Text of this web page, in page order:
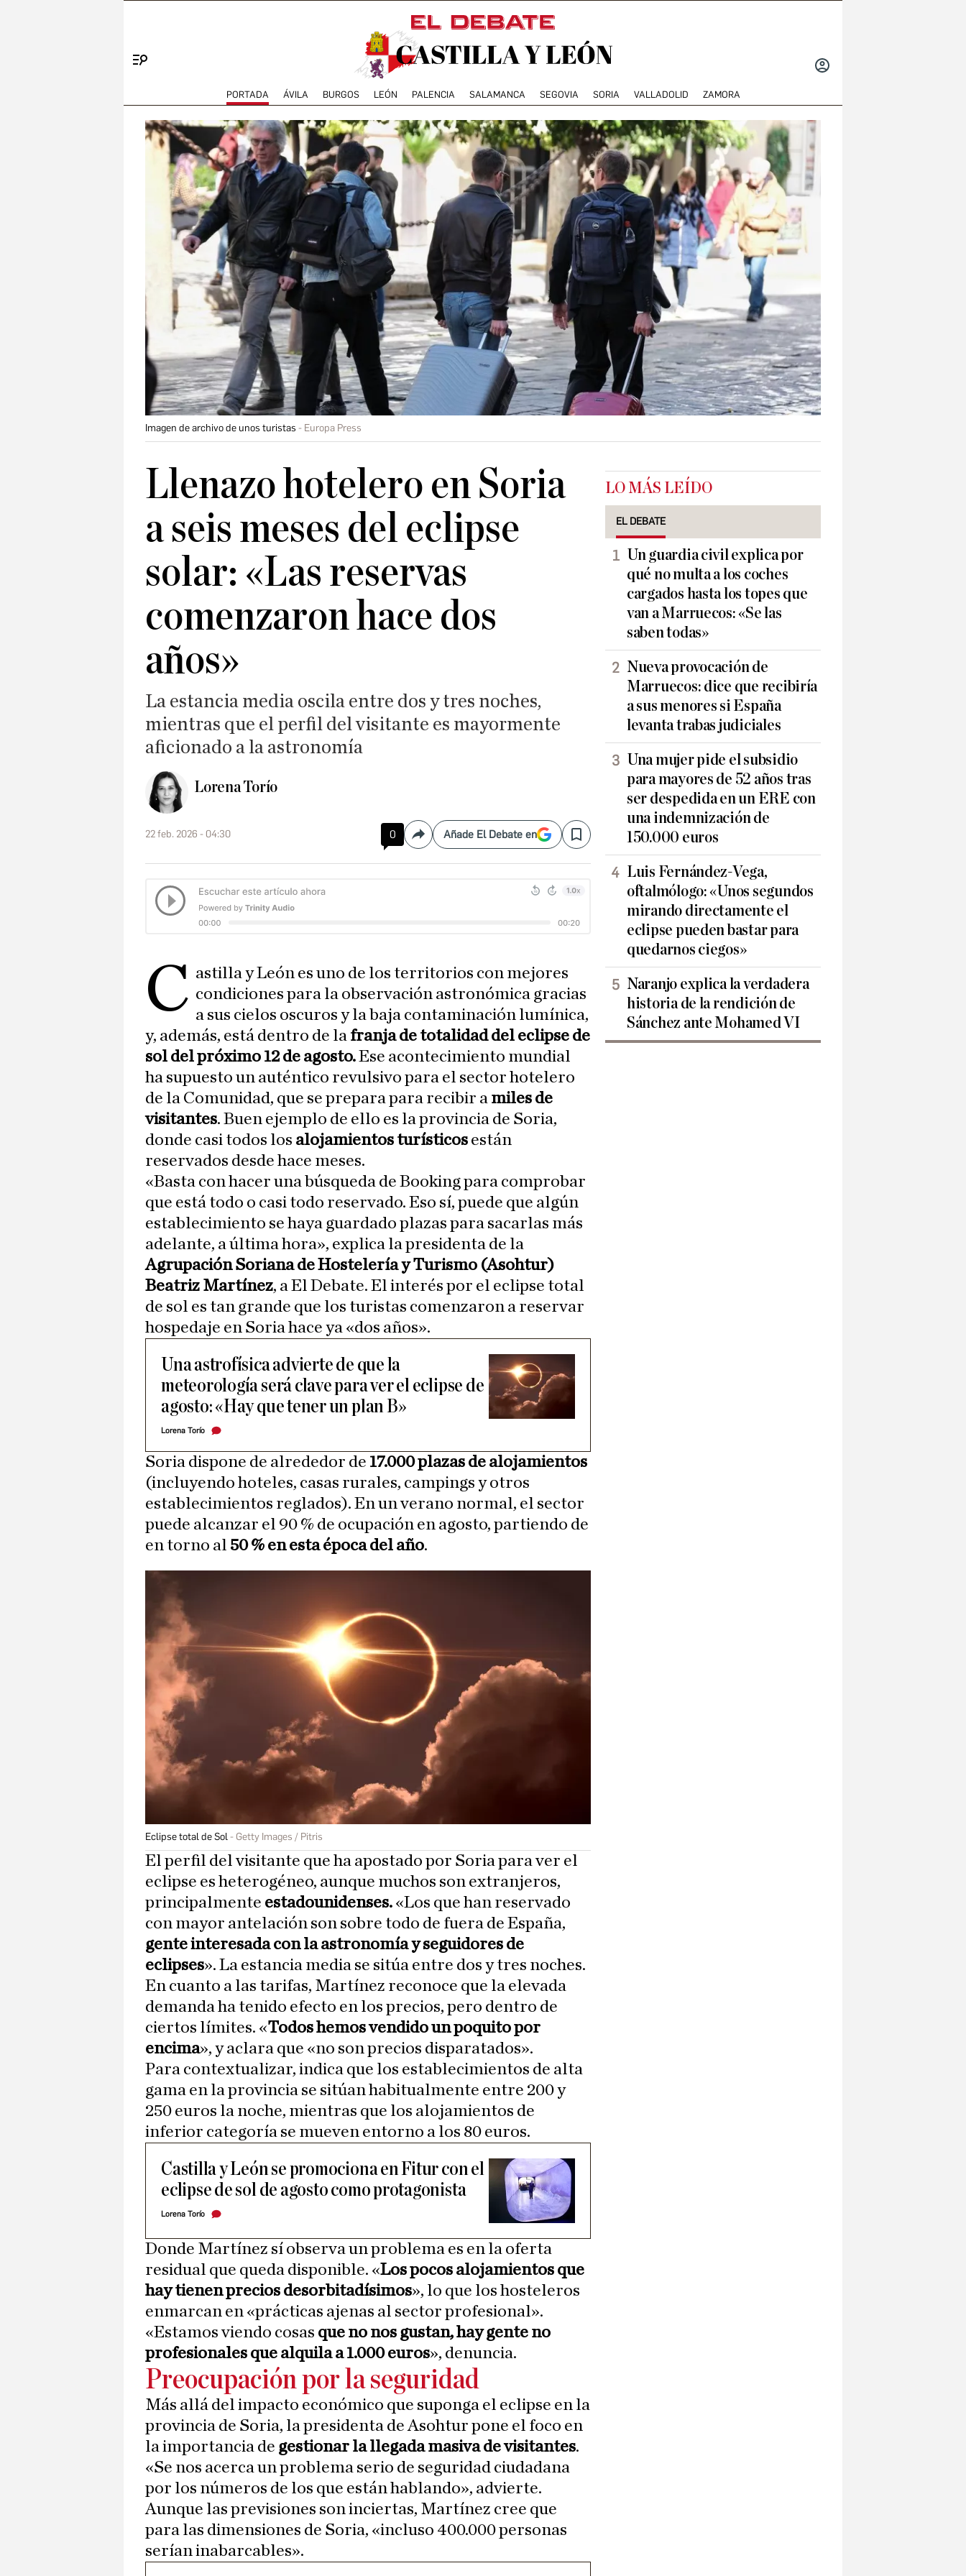
PORTADA ÁVILA BURGOS LEÓN PALENCIA SALAMANCA SEGOVIA SORIA VALLADOLID ZAMORA
Imagen de archivo de unos turistas Europa Press
Llenazo hotelero en Soria
a seis meses del eclipse
solar: «Las reservas
comenzaron hace dos
años»
La estancia media oscila entre dos y tres noches,
mientras que el perfil del visitante es mayormente
aficionado a la astronomía
Lorena Torío
22 feb. 2026 - 04:30 0 CompartirAñade El Debate en Save
C astilla y León es uno de los territorios con mejores
condiciones para la observación astronómica gracias
a sus cielos oscuros y la baja contaminación lumínica,
y, además, está dentro de la franja de totalidad del eclipse de
sol del próximo 12 de agosto.Ese acontecimiento mundial
ha supuesto un auténtico revulsivo para el sector hotelero
de la Comunidad, que se prepara para recibir a miles de
visitantes. Buen ejemplo de ello es la provincia de Soria,
donde casi todos los alojamientos turísticos están
reservados desde hace meses.
«Basta con hacer una búsqueda de Booking para comprobar
que está todo o casi todo reservado. Eso sí, puede que algún
establecimiento se haya guardado plazas para sacarlas más
adelante, a última hora», explica la presidenta de la
Agrupación Soriana de Hostelería y Turismo (Asohtur)
Beatriz Martínez, a El Debate. El interés por el eclipse total
de sol es tan grande que los turistas comenzaron a reservar
hospedaje en Soria hace ya «dos años».
Una astrofísica advierte de que la
meteorología será clave para ver el eclipse de
agosto: «Hay que tener un plan B»
Lorena Torío
Soria dispone de alrededor de 17.000 plazas de alojamientos
(incluyendo hoteles, casas rurales, campings y otros
establecimientos reglados). En un verano normal, el sector
puede alcanzar el 90 % de ocupación en agosto, partiendo de
en torno al 50 % en esta época del año.
Eclipse total de Sol Getty Images / Pitris
El perfil del visitante que ha apostado por Soria para ver el
eclipse es heterogéneo, aunque muchos son extranjeros,
principalmente estadounidenses. «Los que han reservado
con mayor antelación son sobre todo de fuera de España,
gente interesada con la astronomía y seguidores de
eclipses». La estancia media se sitúa entre dos y tres noches.
En cuanto a las tarifas, Martínez reconoce que la elevada
demanda ha tenido efecto en los precios, pero dentro de
ciertos límites. «Todos hemos vendido un poquito por
encima», y aclara que «no son precios disparatados».
Para contextualizar, indica que los establecimientos de alta
gama en la provincia se sitúan habitualmente entre 200 y
250 euros la noche, mientras que los alojamientos de
inferior categoría se mueven entorno a los 80 euros.
Castilla y León se promociona en Fitur con el
eclipse de sol de agosto como protagonista
Lorena Torío
Donde Martínez sí observa un problema es en la oferta
residual que queda disponible. «Los pocos alojamientos que
hay tienen precios desorbitadísimos», lo que los hosteleros
enmarcan en «prácticas ajenas al sector profesional».
«Estamos viendo cosas que no nos gustan, hay gente no
profesionales que alquila a 1.000 euros», denuncia.
Preocupación por la seguridad
Más allá del impacto económico que suponga el eclipse en la
provincia de Soria, la presidenta de Asohtur pone el foco en
la importancia de gestionar la llegada masiva de visitantes.
«Se nos acerca un problema serio de seguridad ciudadana
por los números de los que están hablando», advierte.
Aunque las previsiones son inciertas, Martínez cree que
para las dimensiones de Soria, «incluso 400.000 personas
serían inabarcables».
LO MÁS LEÍDO
EL DEBATE
Un guardia civil explica por
qué no multa a los coches
cargados hasta los topes que
van a Marruecos: «Se las
saben todas»
Nueva provocación de
Marruecos: dice que recibiría
a sus menores si España
levanta trabas judiciales
Una mujer pide el subsidio
para mayores de 52 años tras
ser despedida en un ERE con
una indemnización de
150.000 euros
Luis Fernández-Vega,
oftalmólogo: «Unos segundos
mirando directamente el
eclipse pueden bastar para
quedarnos ciegos»
Naranjo explica la verdadera
historia de la rendición de
Sánchez ante Mohamed VI